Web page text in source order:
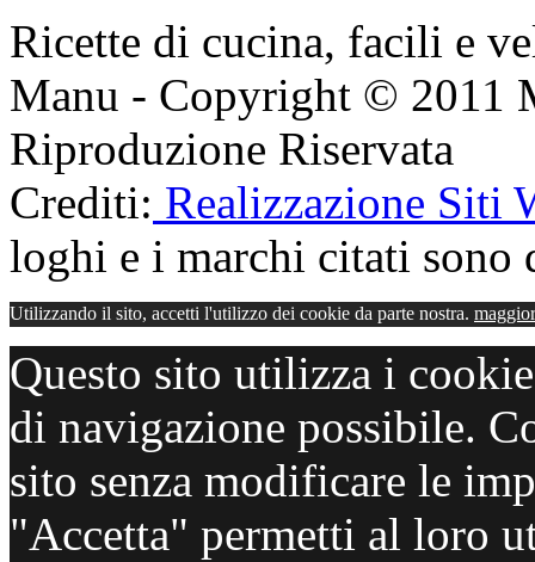
Ricette di cucina, facili e
Manu - Copyright © 2011
Riproduzione Riservata
Crediti: Realizzazione Siti
loghi e i marchi citati
Utilizzando il sito, accetti l'utilizzo dei cookie da parte nostra.
Questo sito utilizza i
di navigazione possibile.
sito senza modificare le
"Accetta" permetti al loro